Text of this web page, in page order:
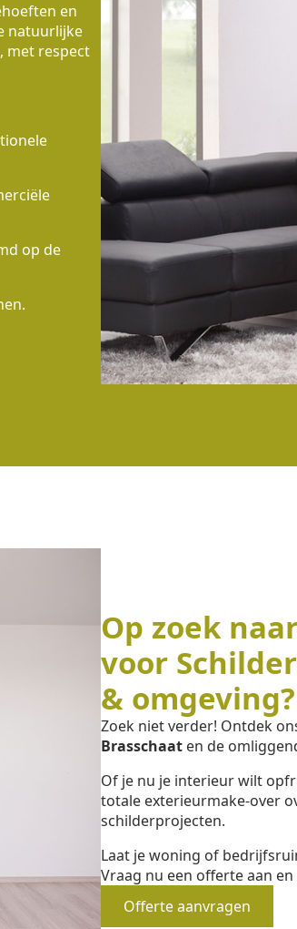
en
natuurlijke
met respect
op de
Op zoek
voor
& omgeving?
Zoek niet verder! Ontdek
Brasschaat en de
Of je nu je interieur wilt
totale exterieurmake-over
schilderprojecten.
Laat je woning of
Vraag nu een offerte aan
Offerte aanvragen